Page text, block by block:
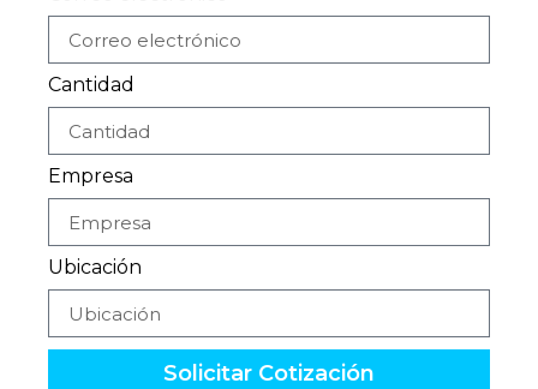
Cantidad
Empresa
Ubicación
Solicitar Cotización